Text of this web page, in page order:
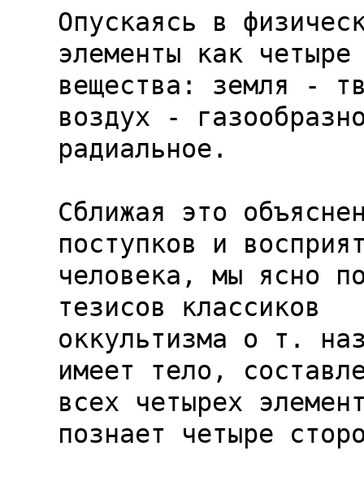
Опускаясь в
элементы как четыре
вещества: земля -
воздух -
радиальное.
Сближая это
поступков и
человека, мы ясно
тезисов классиков
оккультизма о т.
имеет тело,
всех четырех
познает четыре